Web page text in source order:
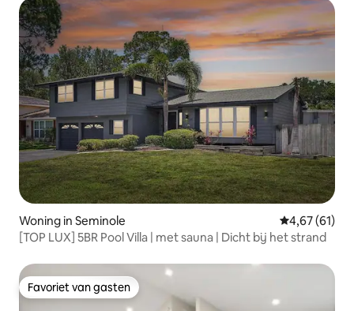
Woning in Seminole Gemiddelde
4,67 (61)
[TOP LUX] 5BR Pool Villa | met sauna | Dicht bij het strand
Favoriet van gasten
Favoriet van gasten